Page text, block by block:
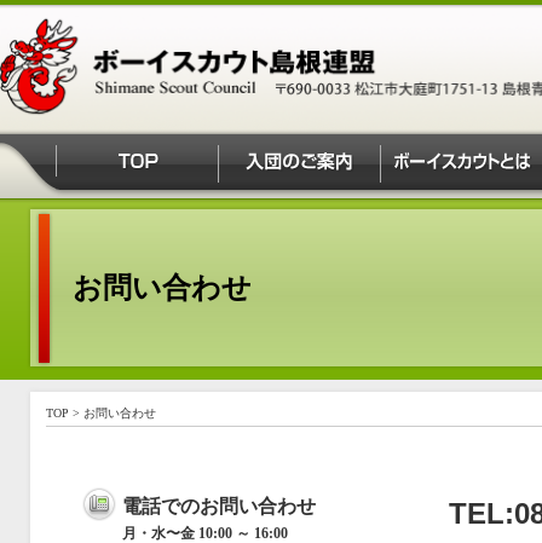
お問い合わせ
TOP > お問い合わせ
電話でのお問い合わせ
月・水〜金 10:00 ～ 16:00